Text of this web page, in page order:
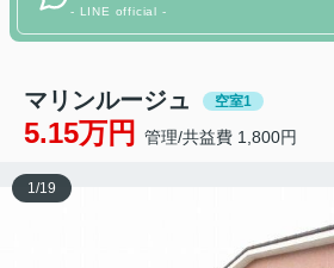
- LINE official -
マリンルージュ 空室1
5.15万円 管理/共益費 1,800円
1/19